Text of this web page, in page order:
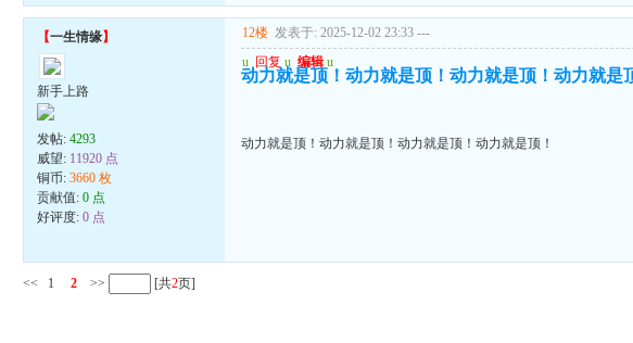
【一生情缘】
新手上路
发帖:4293
威望: 11920 点
铜币:3660 枚
贡献值:0 点
好评度:0 点
12楼 发表于: 2025-12-02 23:33 ---
u 回复 u 编辑 u
动力就是顶！动力就是顶！动力就是顶！动力就是
动力就是顶！动力就是顶！动力就是顶！动力就是顶！
<< 1 2 >> [共2页]